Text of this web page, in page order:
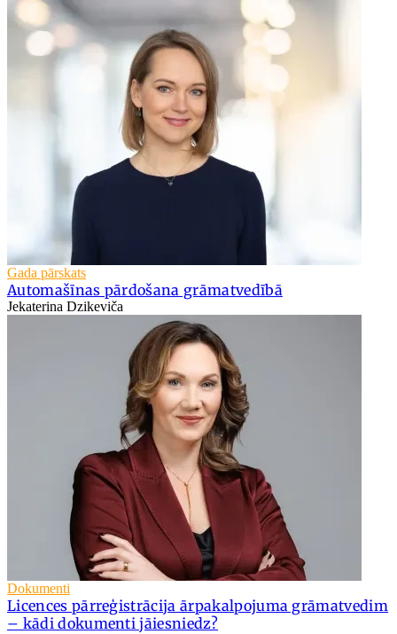
Gada pārskats
Automašīnas pārdošana grāmatvedībā
Jekaterina Dzikeviča
Dokumenti
Licences pārreģistrācija ārpakalpojuma grāmatvedim
– kādi dokumenti jāiesniedz?